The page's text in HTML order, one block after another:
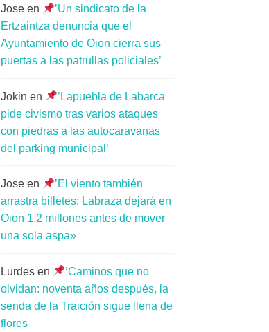
Jose en
’Un sindicato de la
Ertzaintza denuncia que el
Ayuntamiento de Oion cierra sus
puertas a las patrullas policiales’
Jokin en
’Lapuebla de Labarca
pide civismo tras varios ataques
con piedras a las autocaravanas
del parking municipal’
Jose en
’El viento también
arrastra billetes: Labraza dejará en
Oion 1,2 millones antes de mover
una sola aspa»
Lurdes en
’Caminos que no
olvidan: noventa años después, la
senda de la Traición sigue llena de
flores